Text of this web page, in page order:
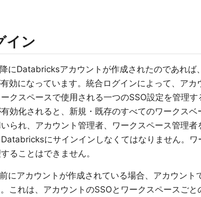
イン
にDatabricksアカウントが作成されたのであれば
効になっています。統合ログインによって、アカ
クスペースで使用される一つのSSO設定を管理す
効化されると、新規・既存のすべてのワークス
られ、アカウント管理者、ワークスペース管理
にサインインしなくてはなりません。ワ
ることはできません。
にアカウントが作成されている場合、アカウント
これは、アカウントのSSOとワークスペースごと